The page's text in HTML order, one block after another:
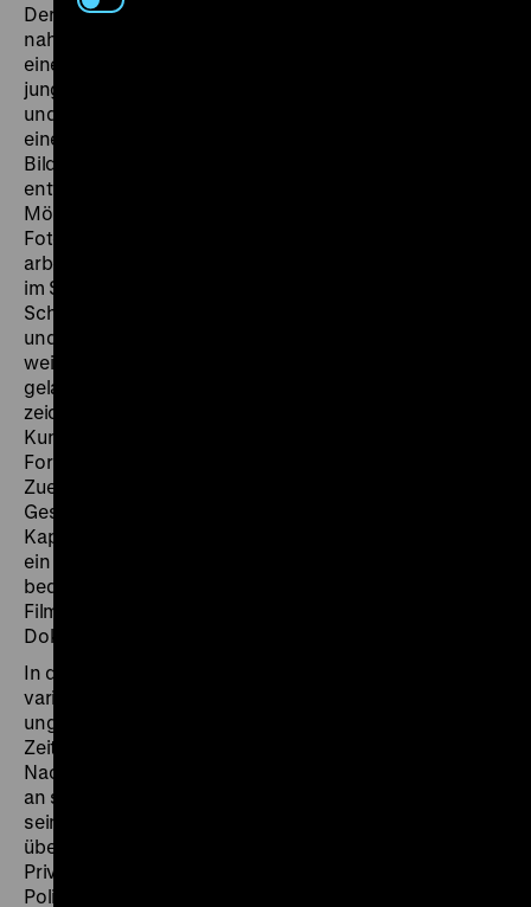
Der Dokumentarfilmregisseur Peter Voigt (1933-2015)
nahm in der Filmproduktion der DDR und auch danach
eine Ausnahme- und Außenseiterposition ein. Als sehr
junger Mann kam er zum Umkreis von Bertolt Brecht
und des Berliner Ensembles und erlernte dort vor allem
einen nicht-alltäglichen, dialektischen Umgang mit
Bildern aller Art, insbesondere mit Fotos. Daraus
entwickelte sich eine spezifische Begabung: alle
Möglichkeiten von Tricks und der Kombination von
Fotos und deren adäquate Umsetzung im Film. Voigt
arbeitete einige Jahre beim DDR-Fernsehen und dann
im Studio H&S (Walter Heynowski und Gerhard
Scheumann). „Wenn ein besonderer Einsatz von Fotos
und Bildern gefordert wurde, dann holte man mich,
weil man wußte, daß ich das kann.“ (Peter Voigt). So
gelang es ihm, eigene Filme zu produzieren. Sie
zeichnen sich durch eine besondere, filmgerechte
Kunstfertigkeit aus: ungewöhnliche Zuschnitte und
Formate seltener Fotos, ihre phantasievolle
Zueinander-Ordnung, dazu besondere Schrift-
Gestaltungen für Zwischentitel und
Kapitelüberschriften, essayistische Kommentartexte,
ein exquisiter Musikeinsatz. Allein aufgrund ihrer ruhig-
bedächtigen Erzählweise unterscheiden sich alle seine
Filme schon formal erheblich vom Gros der
Dokumentarfilme.
In der Themenwahl verfolgte Peter Voigt eine
variantenreiche, oft verblüffende, insgesamt
ungewöhnliche Verquickung von Biografischem und
Zeithistorischem: mit Kriegsende und unmittelbarer
Nachkriegszeit verortete er plastische Erinnerungen
an seine eigenen Erlebnisse als Heranwachsender in
seiner Nachbarschaft und ordnete sie zu
übergreifenden historischen Zusammenhängen.
Privates wurde so auf eigenwillige Weise zum
Politischen, Individuelles zum Allgemeinen, die eigene